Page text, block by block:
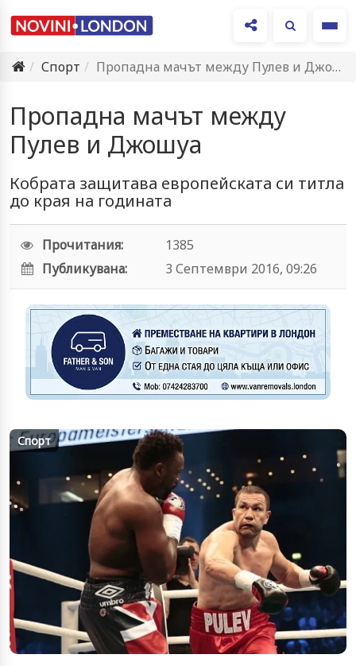
Спорт
Пропадна мачът между Пулев и Джошуа
Пропадна мачът между
Пулев и Джошуа
Кобрата защитава европейската си титла
до края на годината
Прочитания:
1385
Публикувана:
3 Септември 2016, 09:26
Спорт